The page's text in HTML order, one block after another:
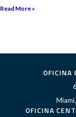
Read More »
OFICINA
OFICINA